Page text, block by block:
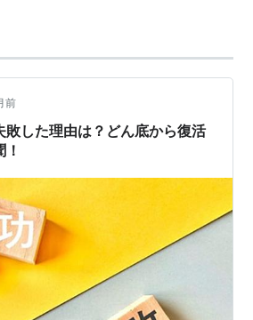
前
敗した理由は？どん底から復活